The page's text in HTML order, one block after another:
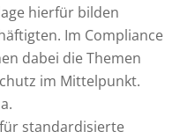
hierfür bilden
Im Compliance
dabei die Themen
im Mittelpunkt.
standardisierte